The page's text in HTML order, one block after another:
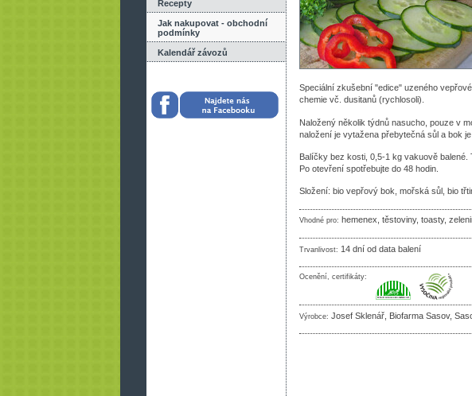
Recepty
Jak nakupovat - obchodní
podmínky
Kalendář závozů
Speciální zkušební "edice" uzeného
chemie vč. dusitanů (rychlosoli).
Naložený několik týdnů nasucho, pouze v
naložení je vytažena přebytečná sůl a bok
Balíčky bez kosti, 0,5-1 kg vakuově balené.
Po otevření spotřebujte do 48 hodin.
Složení: bio vepřový bok, mořská sůl, bio
Vhodné pro: hemenex, těstoviny, toasty,
Trvanlivost: 14 dní od data balení
Ocenění, certifikáty:
Výrobce: Josef Sklenář, Biofarma Sasov,